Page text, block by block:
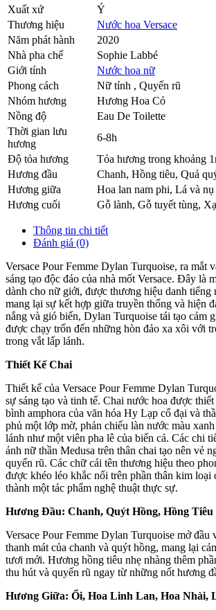
Xuất xứ
Ý
Thương hiệu
Nước hoa Versace
Năm phát hành
2020
Nhà pha chế
Sophie Labbé
Giới tính
Nước hoa nữ
Phong cách
Nữ tính , Quyến rũ
Nhóm hương
Hương Hoa Cỏ
Nồng độ
Eau De Toilette
Thời gian lưu
hương
6-8h
Độ tỏa hương
Tỏa hương trong khoảng
Hương đầu
Chanh, Hồng tiêu, Quả
Hương giữa
Hoa lan nam phi, Lá và nụ
Hương cuối
Gỗ lành, Gỗ tuyết tùng,
Thông tin chi tiết
Đánh giá (0)
Versace Pour Femme Dylan Turquoise, ra mắt
sáng tạo độc đáo của nhà mốt Versace. Đây là
dành cho nữ giới, được thương hiệu danh tiếng
mang lại sự kết hợp giữa truyền thống và hiện
nắng và gió biển, Dylan Turquoise tái tạo cảm
được chạy trốn đến những hòn đảo xa xôi với
trong vắt lấp lánh.
Thiết Kế Chai
Thiết kế của Versace Pour Femme Dylan
sự sáng tạo và tinh tế. Chai nước hoa được
bình amphora của văn hóa Hy Lạp cổ đại và
phủ một lớp mờ, phản chiếu làn nước màu
lánh như một viên pha lê của biển cả. Các chi
ảnh nữ thần Medusa trên thân chai tạo nên vẻ
quyến rũ. Các chữ cái tên thương hiệu theo
được khéo léo khắc nổi trên phần thân kim loại
thành một tác phẩm nghệ thuật thực sự.
Hương Đầu: Chanh, Quýt Hồng, Hồng Tiêu
Versace Pour Femme Dylan Turquoise mở đầu
thanh mát của chanh và quýt hồng, mang lại
tươi mới. Hương hồng tiêu nhẹ nhàng thêm
thu hút và quyến rũ ngay từ những nốt hương
Hương Giữa: Ổi, Hoa Linh Lan, Hoa Nhài,